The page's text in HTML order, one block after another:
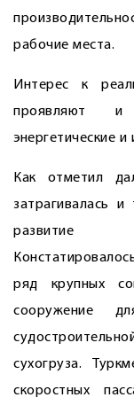
рабочие места.
Интерес к
проявляют и
энергетические
Как отметил
затрагивалась
развитие
ряд крупных
сооружение
сухогруза.
скоростных